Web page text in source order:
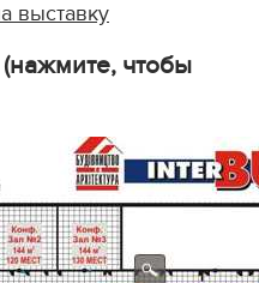
выставку
чтобы